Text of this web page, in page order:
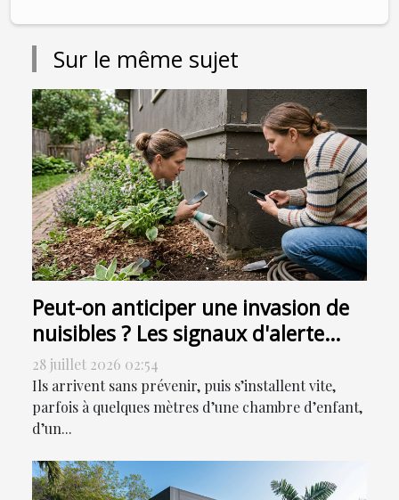
Sur le même sujet
Peut-on anticiper une invasion de
nuisibles ? Les signaux d'alerte
ignorés
28 juillet 2026 02:54
Ils arrivent sans prévenir, puis s’installent vite,
parfois à quelques mètres d’une chambre d’enfant,
d’un...